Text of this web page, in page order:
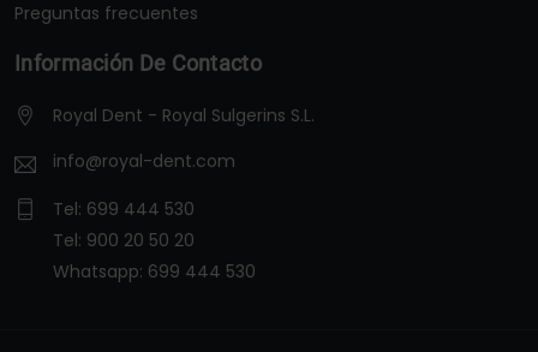
Preguntas frecuentes
Información De Contacto
Royal Dent - Royal Sulgerins S.L.
info@royal-dent.com
Tel: 699 444 530
Tel: 900 20 50 20
Whatsapp: 699 444 530